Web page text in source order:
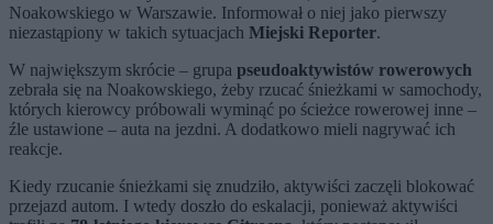
Noakowskiego w Warszawie. Informował o niej jako pierwszy
niezastąpiony w takich sytuacjach Miejski Reporter.
W największym skrócie – grupa pseudoaktywistów rowerowych
zebrała się na Noakowskiego, żeby rzucać śnieżkami w samochody,
których kierowcy próbowali wyminąć po ścieżce rowerowej inne –
źle ustawione – auta na jezdni. A dodatkowo mieli nagrywać ich
reakcje.
Kiedy rzucanie śnieżkami się znudziło, aktywiści zaczęli blokować
przejazd autom. I wtedy doszło do eskalacji, ponieważ aktywiści